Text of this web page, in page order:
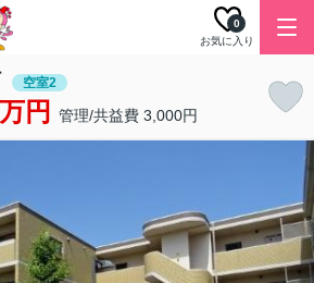
お気に入り
0
空室2
円 管理/共益費 3,000円